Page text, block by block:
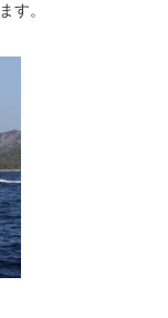
す。